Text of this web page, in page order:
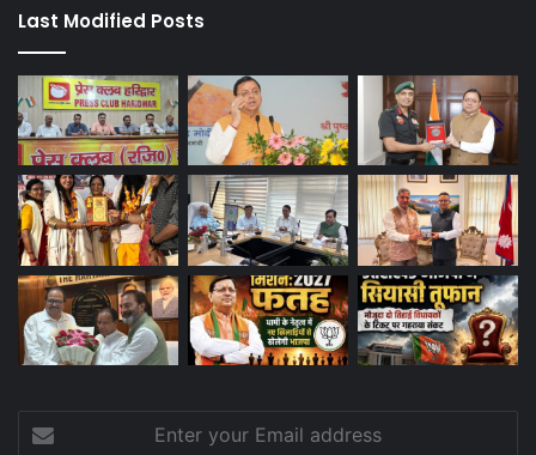
Last Modified Posts
Enter
your